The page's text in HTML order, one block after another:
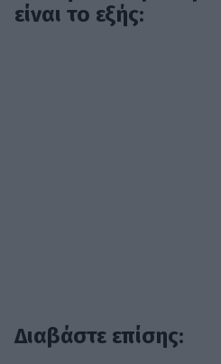
είναι το εξής:
Διαβάστε επίσης: